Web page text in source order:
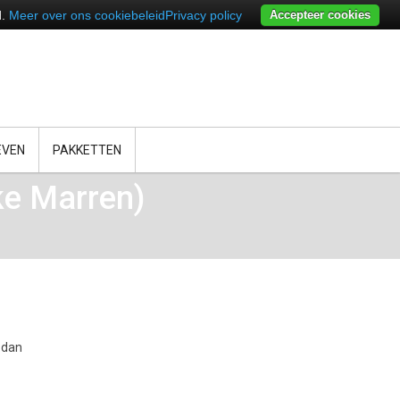
PAKKETTEN
Marren)
Meer over ons cookiebeleidPrivacy policy Accepteer cookies